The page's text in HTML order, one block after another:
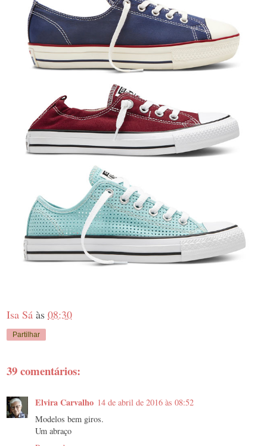
Isa Sá às 08:30
Partilhar
39 comentários:
Elvira Carvalho 14 de abril de 2016 às 08:52
Modelos bem giros.
Um abraço